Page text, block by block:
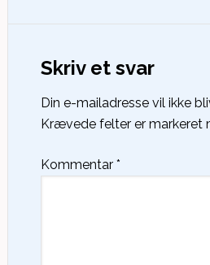
Skriv et svar
Din e-mailadresse vil ikke
Krævede felter er markeret
Kommentar *